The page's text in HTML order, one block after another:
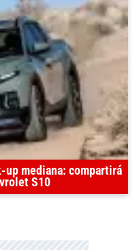
up mediana: compartirá
S10